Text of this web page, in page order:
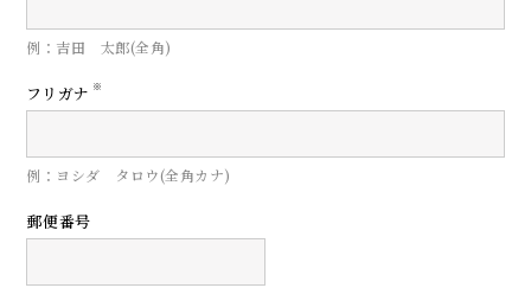
例：吉田 太郎(全角)
フリガナ ※
例：ヨシダ タロウ(全角カナ)
郵便番号